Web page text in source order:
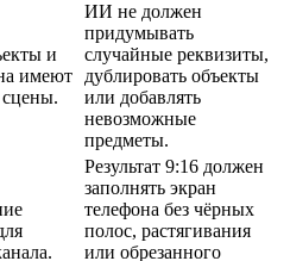
и
имеют
ИИ не должен
придумывать
случайные реквизиты,
дублировать объекты
или добавлять
невозможные
предметы.
Результат 9:16 должен
заполнять экран
телефона без чёрных
полос, растягивания
или обрезанного